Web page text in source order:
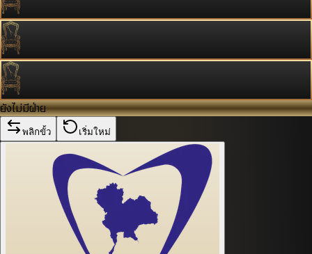
ยังไม่มีฝ่าย
พลิกขั้ว เริ่มใหม่